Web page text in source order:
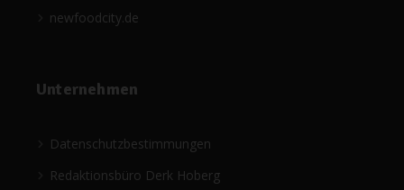
newfoodcity.de
Unternehmen
Datenschutzbestimmungen
Redaktionsbüro Derk Hoberg